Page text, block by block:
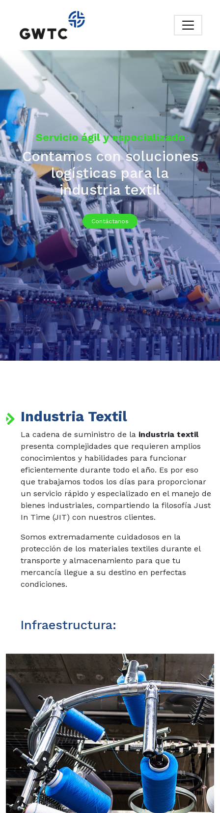
Servicio ágil y especializado
Contamos con soluciones
logísticas para la
industria textil
Contáctanos
Industria Textil
La cadena de suministro de la industria textil
presenta complejidades que requieren amplios
conocimientos y habilidades para funcionar
eficientemente durante todo el año. Es por eso
que trabajamos todos los días para proporcionar
un servicio rápido y especializado en el manejo de
bienes industriales, compartiendo la filosofía Just
In Time (JIT) con nuestros clientes.
Somos extremadamente cuidadosos en la
protección de los materiales textiles durante el
transporte y almacenamiento para que tu
mercancía llegue a su destino en perfectas
condiciones.
Infraestructura:
Importación: 7. 500 m2.
Exportación: 7. 200 m2.
• Plataformas de carga y descarga directa:
Importación: 36 muelles.
Exportación: 20 muelles.
• Mezzanines para realizar servicios adicionales.
• Bóveda para mercancía de alto valor.
• Almacenamiento y manipulación de mercancías
peligrosas.
• Básculas con una capacidad de peso de 1 g a 10
toneladas.
• Sistema de carga y descarga (Rollerbed).
• Área de inspección, con acceso controlado y
vigilancia 24/7.